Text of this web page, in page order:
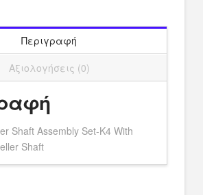
Περιγραφή
Αξιολογήσεις (0)
Shaft Assembly Set-K4 With
Shaft